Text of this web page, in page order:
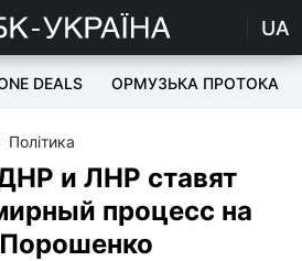
UA
DEALS ОРМУЗЬКА ПРОТОКА
Політика
и ЛНР ставят
процесс на